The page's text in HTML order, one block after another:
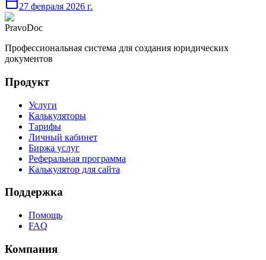
27 февраля 2026 г.
PravoDoc
Профессиональная система для создания юридических
документов
Продукт
Услуги
Калькуляторы
Тарифы
Личный кабинет
Биржа услуг
Реферальная программа
Калькулятор для сайта
Поддержка
Помощь
FAQ
Компания